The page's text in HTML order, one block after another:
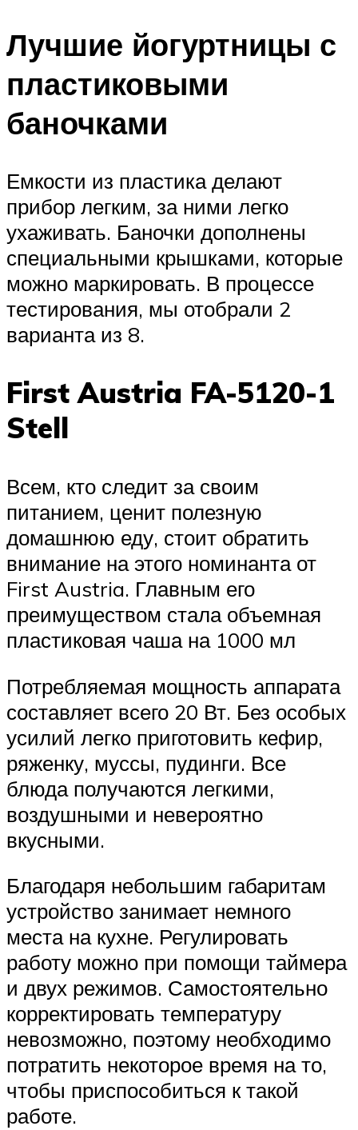
Лучшие йогуртницы с
пластиковыми
баночками
Емкости из пластика делают
прибор легким, за ними легко
ухаживать. Баночки дополнены
специальными крышками, которые
можно маркировать. В процессе
тестирования, мы отобрали 2
варианта из 8.
First Austria FA-5120-1
Stell
Всем, кто следит за своим
питанием, ценит полезную
домашнюю еду, стоит обратить
внимание на этого номинанта от
First Austria. Главным его
преимуществом стала объемная
пластиковая чаша на 1000 мл
Потребляемая мощность аппарата
составляет всего 20 Вт. Без особых
усилий легко приготовить кефир,
ряженку, муссы, пудинги. Все
блюда получаются легкими,
воздушными и невероятно
вкусными.
Благодаря небольшим габаритам
устройство занимает немного
места на кухне. Регулировать
работу можно при помощи таймера
и двух режимов. Самостоятельно
корректировать температуру
невозможно, поэтому необходимо
потратить некоторое время на то,
чтобы приспособиться к такой
работе.